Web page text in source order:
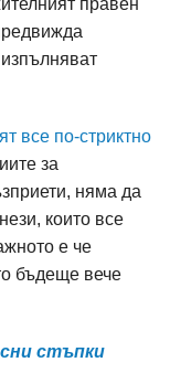
правен
все по-стриктно
за
няма да
които все
е че
бъдеще вече
стъпки